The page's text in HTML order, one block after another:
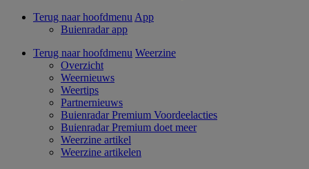
Terug naar hoofdmenu App
Buienradar app
Terug naar hoofdmenu Weerzine
Overzicht
Weernieuws
Weertips
Partnernieuws
Buienradar Premium Voordeelacties
Buienradar Premium doet meer
Weerzine artikel
Weerzine artikelen